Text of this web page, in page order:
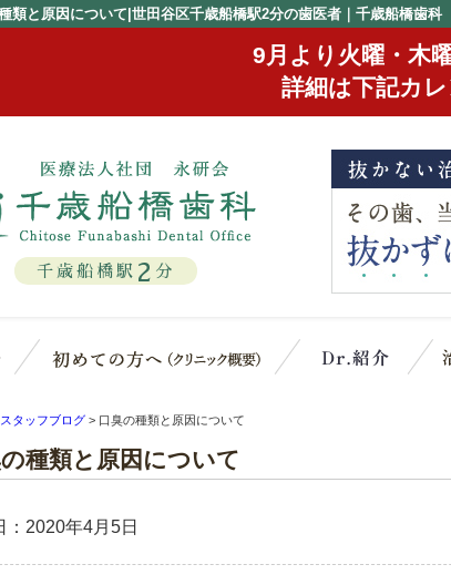
類と原因について|世田谷区千歳船橋駅2分の歯医者｜千歳船橋歯科
9月より火曜・木
詳細は下記カ
千歳船橋駅 2 分
ホーム クリニック概要(初ス
スタッフブログ > 口臭の種類と原因について
種類と原因について
：2020年4月5日